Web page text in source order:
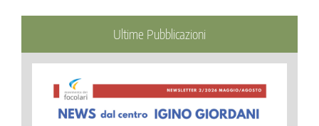
Ultime Pubblicazioni